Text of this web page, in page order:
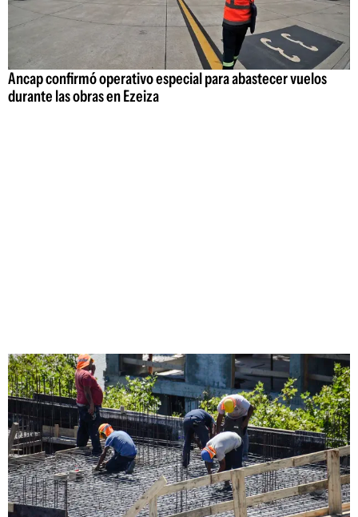
Ancap confirmó operativo especial para abastecer vuelos
durante las obras en Ezeiza